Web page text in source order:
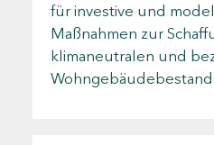
für investive und
Maßnahmen zur
klimaneutralen und